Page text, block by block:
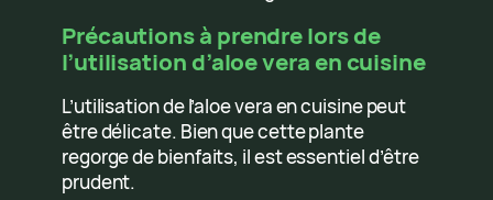
Précautions à prendre lors de
l’utilisation d’aloe vera en cuisine
L’utilisation de l’aloe vera en cuisine peut
être délicate. Bien que cette plante
regorge de bienfaits, il est essentiel d’être
prudent.